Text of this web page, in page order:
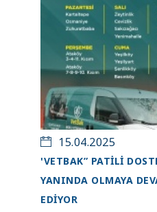
15.04.2025
'VETBAK” PATİLİ
YANINDA OLMAYA
EDİYOR